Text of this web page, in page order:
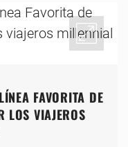
FAVORITA DE
LOS VIAJEROS